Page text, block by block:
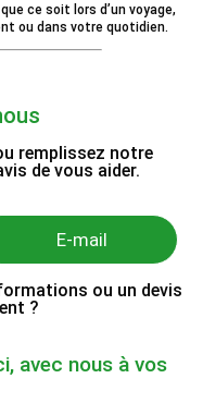
ce soit lors d’un voyage,
ou dans votre quotidien.
remplissez notre
de vous aider.
E-mail
ou un devis
?
avec nous à vos